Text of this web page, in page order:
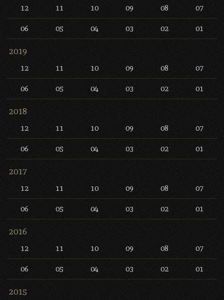
12 11 10 09 08 07
06 05 04 03 02 01
2019
12 11 10 09 08 07
06 05 04 03 02 01
2018
12 11 10 09 08 07
06 05 04 03 02 01
2017
12 11 10 09 08 07
06 05 04 03 02 01
2016
12 11 10 09 08 07
06 05 04 03 02 01
2015